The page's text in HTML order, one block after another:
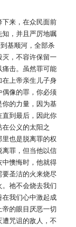
来，在众民面前
，并且严厉地嘱
基顺河，全部杀
，不容许保留一
击。虽然罪可能
上帝亲生儿子身
像的罪，你必须
的力量，因为基
到最后，因此你
公义的太阳之
也是脱离罪的权
罪，但当他以信
懊悔时，他就得
圣洁的火来烧尽
祂不会烧去我们
我们心中激起成
的眼目厌恶一切
咒诅的敌人，不